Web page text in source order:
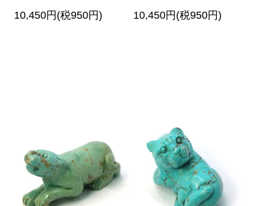
10,450円(税950円)
10,450円(税950円)